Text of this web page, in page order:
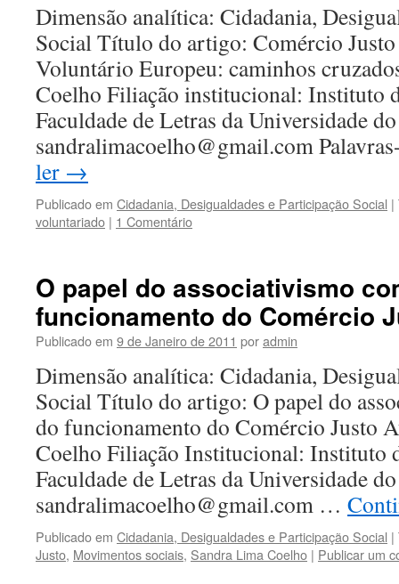
Dimensão analítica: Cidadania,
Social Título do artigo: Comércio
Voluntário Europeu: caminhos
Coelho Filiação institucional: Instituto
Faculdade de Letras da Universidade
sandralimacoelho@gmail.com
ler →
Publicado em Cidadania, Desigualdades e Participação Social |
voluntariado | 1 Comentário
O papel do associativismo
funcionamento do Comércio
Publicado em 9 de Janeiro de 2011 poradmin
Dimensão analítica: Cidadania,
Social Título do artigo: O papel do
do funcionamento do Comércio Justo
Coelho Filiação Institucional: Instituto
Faculdade de Letras da Universidade
sandralimacoelho@gmail.com …
Publicado em Cidadania, Desigualdades e Participação Social |
Justo, Movimentos sociais, Sandra Lima Coelho | Publicar um